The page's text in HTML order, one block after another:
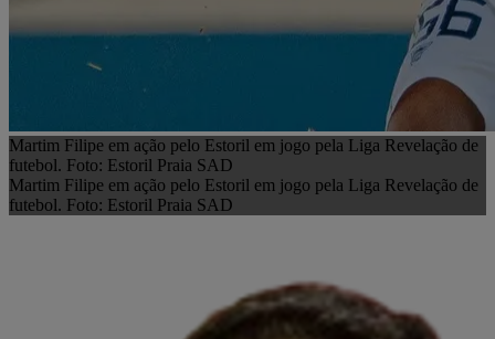
Martim Filipe em ação pelo Estoril em jogo pela Liga Revelação de
futebol. Foto: Estoril Praia SAD
Martim Filipe em ação pelo Estoril em jogo pela Liga Revelação de
futebol. Foto: Estoril Praia SAD